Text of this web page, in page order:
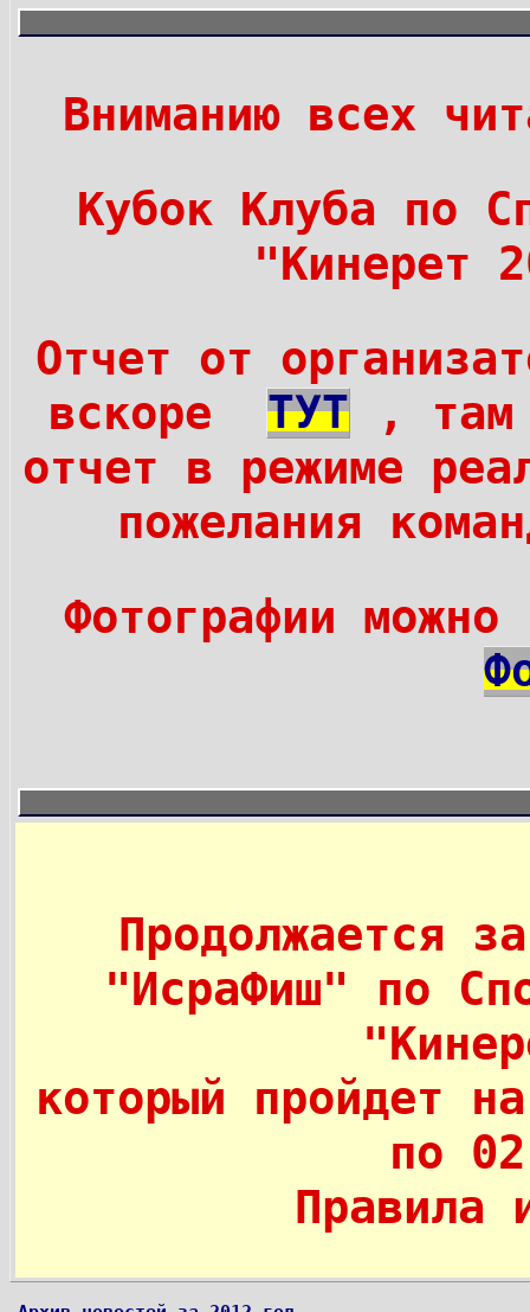
Вниманию всех
Кубок Клуба по
"Кинерет
Отчет от
вскоре
ТУТ , там
отчет в режиме
пожелания
Фотографии
Продолжается
"ИсраФиш" по
который пройдет
по
Правила